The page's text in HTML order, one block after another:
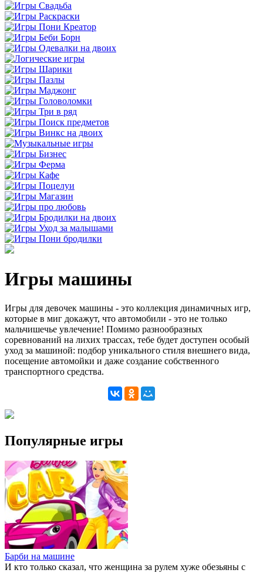
Игры машины
Игры для девочек машины - это коллекция динамичных игр,
которые в миг докажут, что автомобили - это не только
мальчишечье увлечение! Помимо разнообразных
соревнований на лихих трассах, тебе будет доступен особый
уход за машиной: подбор уникального стиля внешнего вида,
посещение автомойки и даже создание собственного
транспортного средства.
Популярные игры
Барби на машине
И кто только сказал, что женщина за рулем хуже обезьяны с